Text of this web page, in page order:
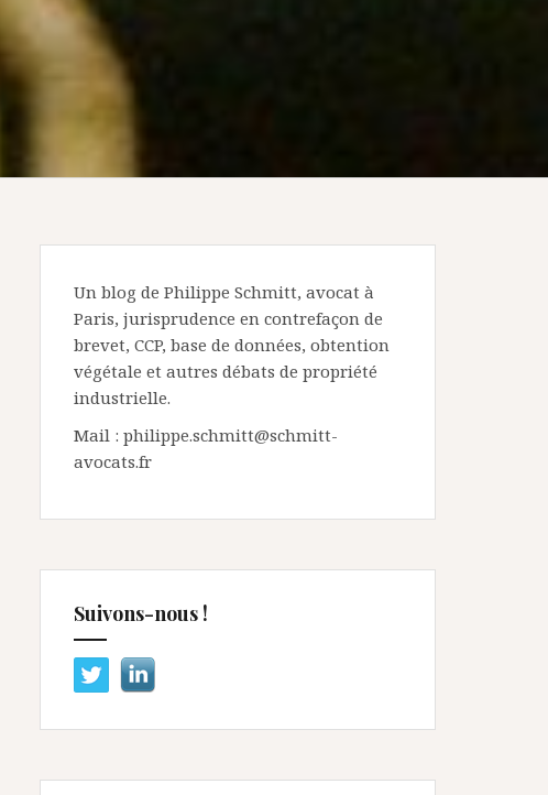
Un blog de Philippe Schmitt, avocat à
Paris, jurisprudence en contrefaçon de
brevet, CCP, base de données, obtention
végétale et autres débats de propriété
industrielle.
Mail : philippe.schmitt@schmitt-
avocats.fr
Suivons-nous !